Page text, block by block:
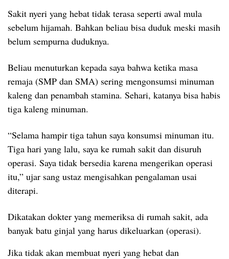
Sakit nyeri yang hebat tidak terasa seperti awal mula
sebelum hijamah. Bahkan beliau bisa duduk meski masih
belum sempurna duduknya.
Beliau menuturkan kepada saya bahwa ketika masa
remaja (SMP dan SMA) sering mengonsumsi minuman
kaleng dan penambah stamina. Sehari, katanya bisa habis
tiga kaleng minuman.
“Selama hampir tiga tahun saya konsumsi minuman itu.
Tiga hari yang lalu, saya ke rumah sakit dan disuruh
operasi. Saya tidak bersedia karena mengerikan operasi
itu,” ujar sang ustaz mengisahkan pengalaman usai
diterapi.
Dikatakan dokter yang memeriksa di rumah sakit, ada
banyak batu ginjal yang harus dikeluarkan (operasi).
Jika tidak akan membuat nyeri yang hebat dan